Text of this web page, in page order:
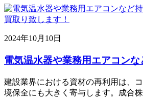
2024年10月10日
電気温水器や業務用エアコンな
建設業界における資材の再利用は、
境保全にも大きく寄与します。成合